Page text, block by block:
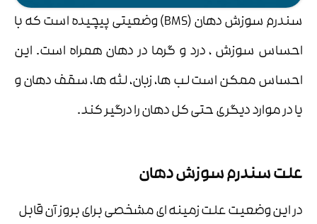
سندرم سوزش دهان (BMS) وضعیتی پیچیده است که با
احساس سوزش ، درد و گرما در دهان همراه است. این
احساس ممکن است لب ها، زبان، لثه ها، سقف دهان و
یا در موارد دیگری حتی کل دهان را درگیر کند.
علت سندرم سوزش دهان
در این وضعیت علت زمینه ای مشخصی برای بروز آن قابل